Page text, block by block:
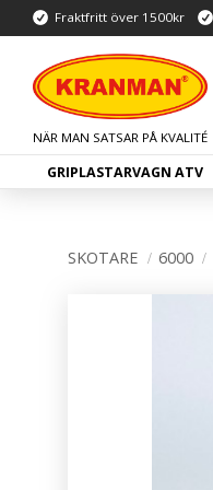
Fraktfritt över 1500kr
GRIPLASTARVAGN ATV
SKOTARE 6000